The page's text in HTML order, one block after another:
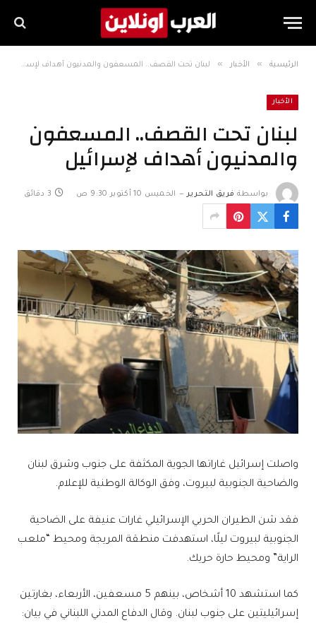
الرئيسية » الأخبار » لبنان تحت القصف.. المسعفون والمدنيون أهداف لإسرائيل
الأخبار
لبنان تحت القصف.. المسعفون
والمدنيون أهداف لإسرائيل
بواسطة فريق التحرير الخميس 10 أكتوبر 9:30 ص 3 دقائق
واصلت إسرائيل غاراتها الجوية المكثفة على جنوب وشرق لبنان
والضاحية الجنوبية لبيروت، وفق الوكالة الوطنية للإعلام.
فقد شن الطيران الحربي الإسرائيلي غارات عنيفة على الضاحية
الجنوبية لبيروت ليلًا، استهدفت منطقة المريجة ومحيط “ملعب
الراية” ومحيط حارة حريك.
كما استشهد 10 أشخاص، بينهم 5 مسعفين، الأربعاء، بغارتين
إسرائيليتين على جنوب لبنان. وقال الدفاع المدني اللبناني في بيان: